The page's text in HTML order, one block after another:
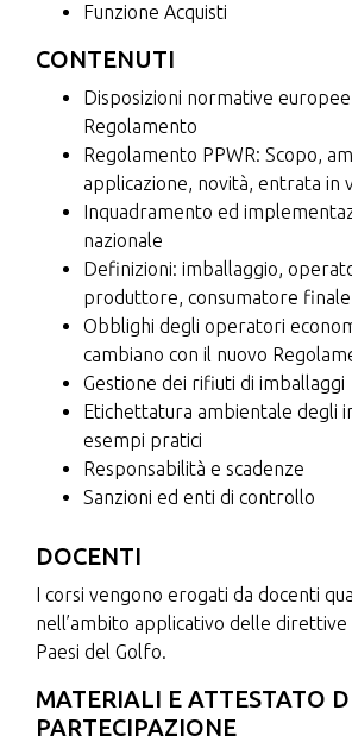
Funzione Acquisti
CONTENUTI
Disposizioni normative
Regolamento
Regolamento PPWR: Scopo,
applicazione, novità, entrata in
Inquadramento ed
nazionale
Definizioni: imballaggio,
produttore, consumatore
Obblighi degli operatori
cambiano con il nuovo
Gestione dei rifiuti di imballaggi
Etichettatura ambientale degli
esempi pratici
Responsabilità e scadenze
Sanzioni ed enti di controllo
DOCENTI
I corsi vengono erogati da docenti
nell’ambito applicativo delle
Paesi del Golfo.
MATERIALI E ATTESTATO
PARTECIPAZIONE